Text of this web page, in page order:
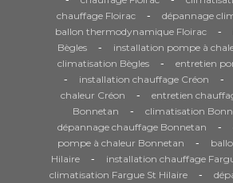
chauffage Floirac
- dépannage
ballon thermodynamique Floirac -
Bègles
- installation pompe à
climatisation Bègles
- entretien
- installation chauffage Créon -
chaleur Créon
- entretien
Bonnetan
- climatisation
dépannage chauffage Bonnetan -
pompe à chaleur Bonnetan
-
Hilaire
- installation chauffage
climatisation Fargue St Hilaire
-